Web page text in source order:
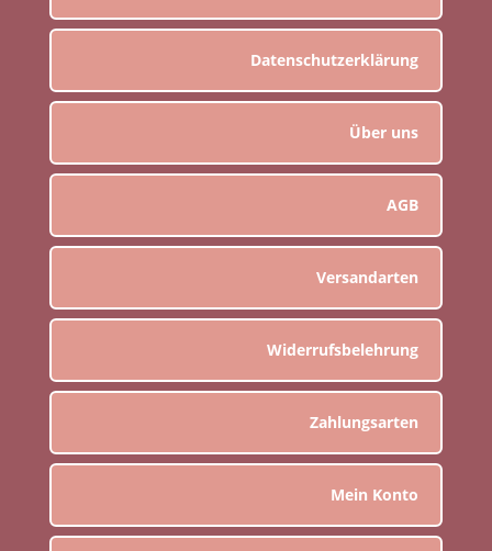
Datenschutzerklärung
Über uns
AGB
Versandarten
Widerrufsbelehrung
Zahlungsarten
Mein Konto